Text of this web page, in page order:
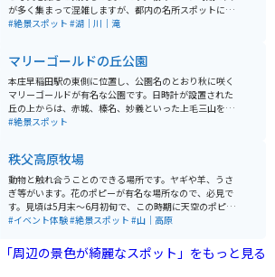
が多く集まって混雑しますが、都内の名所スポットに比
べれば少なく、人混みが嫌いな人でも快適に過ごせると
#絶景スポット #湖｜川｜滝
マリーゴールドの丘公園
本庄早稲田駅の東側に位置し、公園名のとおり秋に咲く
マリーゴールドが有名な公園です。日時計が設置された
丘の上からは、赤城、榛名、妙義といった上毛三山を始
め、男体山や浅間山など、北関東の壮大な山々を望むこ
ョンで丘の彩りが移り変わります。
#絶景スポット
秩父高原牧場
動物と触れ合うことのできる場所です。ヤギや羊、うさ
ぎ等がいます。花のポピーが有名な場所なので、必見で
す。見頃は5月末〜6月初旬で、この時期に天空のポピー
というお祭りも開催されます。
#イベント体験#絶景スポット #山｜高原
「周辺の景色が綺麗なスポット」をもっと見る